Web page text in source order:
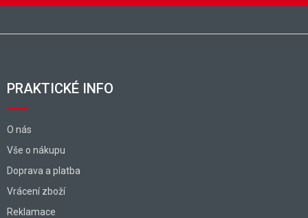
PRAKTICKÉ INFO
O nás
Vše o nákupu
Doprava a platba
Vrácení zboží
Reklamace